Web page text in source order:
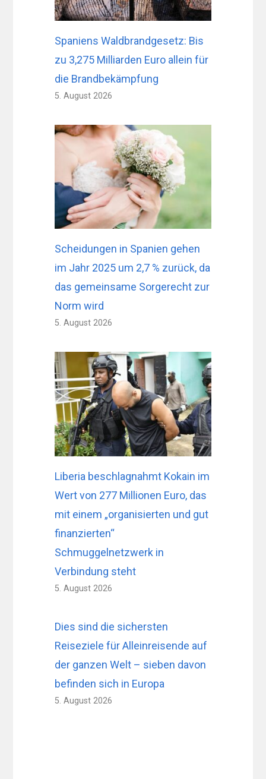
Spaniens Waldbrandgesetz: Bis
zu 3,275 Milliarden Euro allein für
die Brandbekämpfung
5. August 2026
Scheidungen in Spanien gehen
im Jahr 2025 um 2,7 % zurück, da
das gemeinsame Sorgerecht zur
Norm wird
5. August 2026
Liberia beschlagnahmt Kokain im
Wert von 277 Millionen Euro, das
mit einem „organisierten und gut
finanzierten“
Schmuggelnetzwerk in
Verbindung steht
5. August 2026
Dies sind die sichersten
Reiseziele für Alleinreisende auf
der ganzen Welt – sieben davon
befinden sich in Europa
5. August 2026